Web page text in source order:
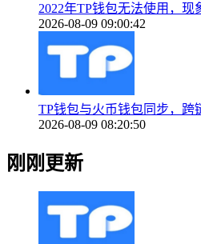
2022年TP钱包无法使用，
2026-08-09 09:00:42
TP钱包与火币钱包同步，跨
2026-08-09 08:20:50
刚刚更新